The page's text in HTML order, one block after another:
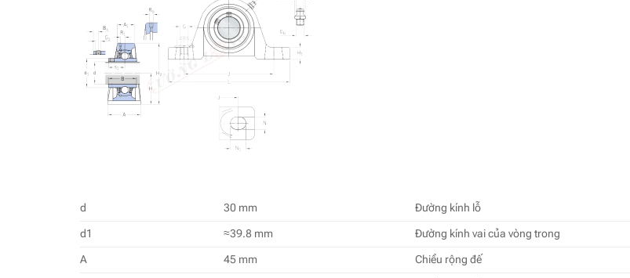
d 30 mm
Đường kính lỗ
d1
≈39.8 mm
Đường kính vai của vòng trong
A
45 mm
Chiều rộng đế